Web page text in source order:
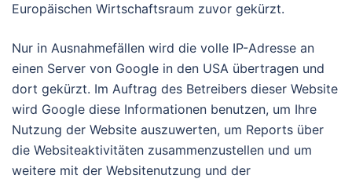
Europäischen Wirtschaftsraum zuvor gekürzt.
Nur in Ausnahmefällen wird die volle IP-Adresse an
einen Server von Google in den USA übertragen und
dort gekürzt. Im Auftrag des Betreibers dieser Website
wird Google diese Informationen benutzen, um Ihre
Nutzung der Website auszuwerten, um Reports über
die Websiteaktivitäten zusammenzustellen und um
weitere mit der Websitenutzung und der